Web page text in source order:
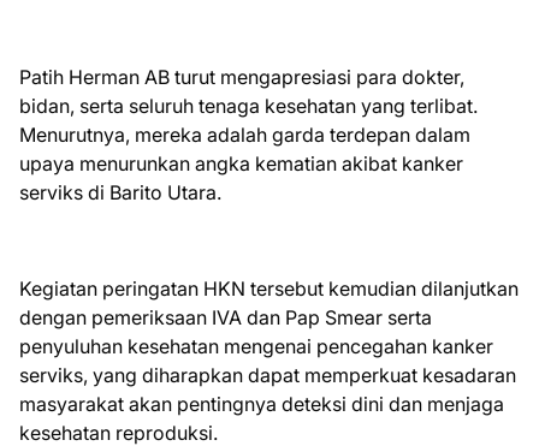
Patih Herman AB turut mengapresiasi para dokter,
bidan, serta seluruh tenaga kesehatan yang terlibat.
Menurutnya, mereka adalah garda terdepan dalam
upaya menurunkan angka kematian akibat kanker
serviks di Barito Utara.
Kegiatan peringatan HKN tersebut kemudian dilanjutkan
dengan pemeriksaan IVA dan Pap Smear serta
penyuluhan kesehatan mengenai pencegahan kanker
serviks, yang diharapkan dapat memperkuat kesadaran
masyarakat akan pentingnya deteksi dini dan menjaga
kesehatan reproduksi.